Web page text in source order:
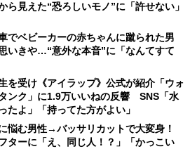
ら見えた“恐ろしいモノ”に「許せない」
でベビーカーの赤ちゃんに蹴られた男
いきや…“意外な本音”に「なんてすて
を受け《アイラップ》公式が紹介「ウォ
ンク」に1.9万いいねの反響 SNS「水
たよ」「持ってた方がよい」
悩む男性→バッサリカットで大変身！
ターに「え、同じ人！？」「かっこい